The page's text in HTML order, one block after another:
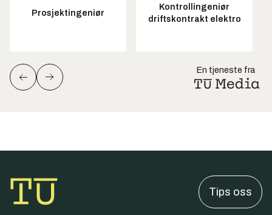
Prosjektingeniør
Kontrollingeniør
driftskontrakt elektro
En tjeneste fra
Tips oss